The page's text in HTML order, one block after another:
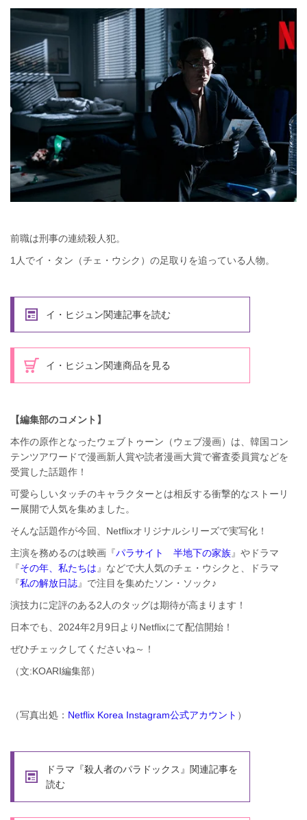
前職は刑事の連続殺人犯。
1人でイ・タン（チェ・ウシク）の足取りを追っている人物。
イ・ヒジュン関連記事を読む
イ・ヒジュン関連商品を見る
【編集部のコメント】
本作の原作となったウェブトゥーン（ウェブ漫画）は、韓国コン
テンツアワードで漫画新人賞や読者漫画大賞で審査委員賞などを
受賞した話題作！
可愛らしいタッチのキャラクターとは相反する衝撃的なストーリ
ー展開で人気を集めました。
そんな話題作が今回、Netflixオリジナルシリーズで実写化！
主演を務めるのは映画『パラサイト 半地下の家族』やドラマ
『その年、私たちは 』などで大人気のチェ・ウシクと、ドラマ
『私の解放日誌』で注目を集めたソン・ソック♪
演技力に定評のある2人のタッグは期待が高まります！
日本でも、2024年2月9日よりNetflixにて配信開始！
ぜひチェックしてくださいね～！
（文:KOARI編集部）
（写真出処： Netflix Korea Instagram公式アカウント ）
ドラマ『殺人者のパラドックス』関連記事を
読む